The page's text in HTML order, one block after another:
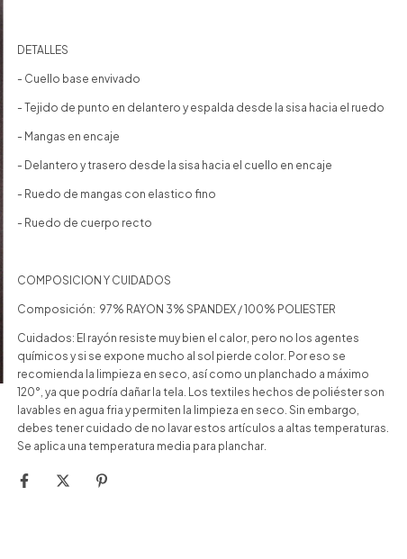
DETALLES
- Cuello base envivado
- Tejido de punto en delantero y espalda desde la sisa hacia el ruedo
- Mangas en encaje
- Delantero y trasero desde la sisa hacia el cuello en encaje
- Ruedo de mangas con elastico fino
- Ruedo de cuerpo recto
COMPOSICION Y CUIDADOS
Composición: 97% RAYON 3% SPANDEX / 100% POLIESTER
Cuidados: El rayón resiste muy bien el calor, pero no los agentes
químicos y si se expone mucho al sol pierde color. Por eso se
recomienda la limpieza en seco, así como un planchado a máximo
120°, ya que podría dañar la tela. Los textiles hechos de poliéster son
lavables en agua fria y permiten la limpieza en seco. Sin embargo,
debes tener cuidado de no lavar estos artículos a altas temperaturas.
Se aplica una temperatura media para planchar.